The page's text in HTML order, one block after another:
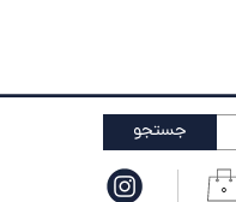
۰
جستجو